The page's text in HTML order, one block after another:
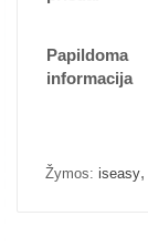
Papildoma
informacija
Žymos: iseasy,